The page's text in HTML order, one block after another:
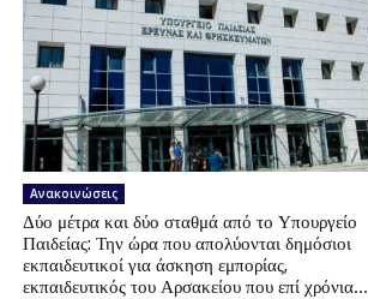
Ανακοινώσεις
Δύο μέτρα και δύο σταθμά από το Υπουργείο
Παιδείας: Την ώρα που απολύονται δημόσιοι
εκπαιδευτικοί για άσκηση εμπορίας,
εκπαιδευτικός του Αρσακείου που επί χρόνια...